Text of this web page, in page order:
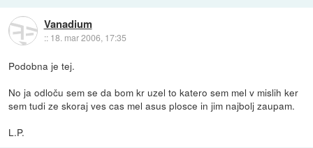
Vanadium
:: 18. mar 2006, 17:35
Podobna je tej.
No ja odloču sem se da bom kr uzel to katero sem mel v mislih ker
sem tudi ze skoraj ves cas mel asus plosce in jim najbolj zaupam.
L.P.